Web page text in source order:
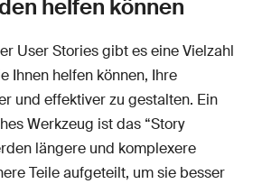
helfen können
User Stories gibt es eine Vielzahl
Ihnen helfen können, Ihre
und effektiver zu gestalten. Ein
Werkzeug ist das “Story
längere und komplexere
Teile aufgeteilt, um sie besser